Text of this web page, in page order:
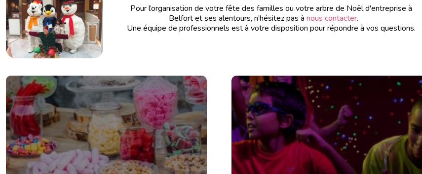
Pour l’organisation de votre fête des familles ou votre arbre de Noël d'entreprise à
Belfort et ses alentours, n’hésitez pas à nous contacter.
Une équipe de professionnels est à votre disposition pour répondre à vos questions.